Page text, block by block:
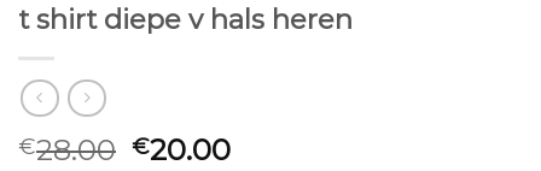
t shirt diepe v hals heren
€28.00 €20.00